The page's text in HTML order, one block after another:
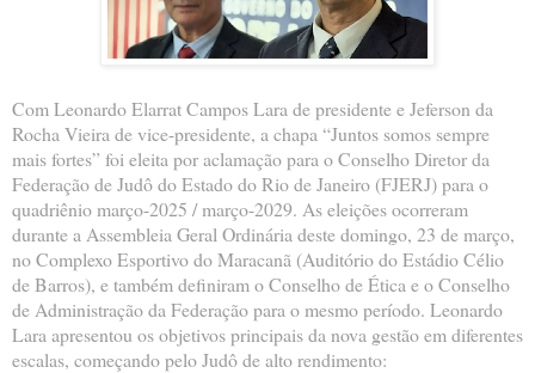
Com Leonardo Elarrat Campos Lara de presidente e Jeferson da
Rocha Vieira de vice-presidente, a chapa “Juntos somos sempre
mais fortes” foi eleita por aclamação para o Conselho Diretor da
Federação de Judô do Estado do Rio de Janeiro (FJERJ) para o
quadriênio março-2025 / março-2029. As eleições ocorreram
durante a Assembleia Geral Ordinária deste domingo, 23 de março,
no Complexo Esportivo do Maracanã (Auditório do Estádio Célio
de Barros), e também definiram o Conselho de Ética e o Conselho
de Administração da Federação para o mesmo período. Leonardo
Lara apresentou os objetivos principais da nova gestão em diferentes
escalas, começando pelo Judô de alto rendimento: